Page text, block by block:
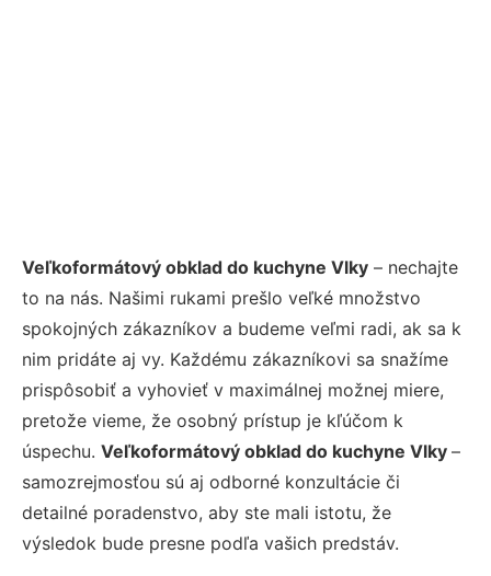
Veľkoformátový obklad do kuchyne Vlky – nechajte
to na nás. Našimi rukami prešlo veľké množstvo
spokojných zákazníkov a budeme veľmi radi, ak sa k
nim pridáte aj vy. Každému zákazníkovi sa snažíme
prispôsobiť a vyhovieť v maximálnej možnej miere,
pretože vieme, že osobný prístup je kľúčom k
úspechu. Veľkoformátový obklad do kuchyne Vlky –
samozrejmosťou sú aj odborné konzultácie či
detailné poradenstvo, aby ste mali istotu, že
výsledok bude presne podľa vašich predstáv.